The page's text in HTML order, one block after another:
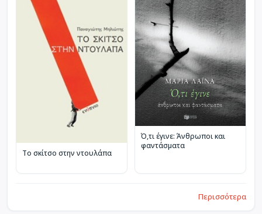
Το σκίτσο στην ντουλάπα
Ό,τι έγινε: Άνθρωποι και
φαντάσματα
Περισσότερα